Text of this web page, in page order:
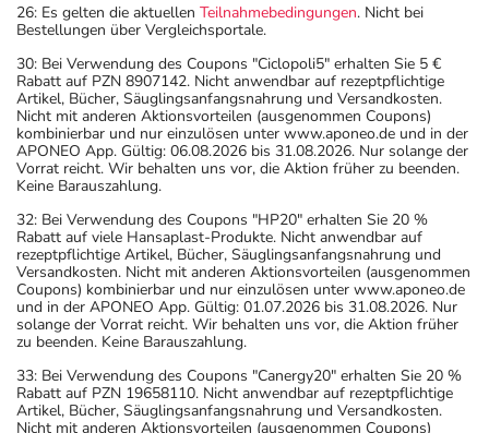
angegebenen Verfallsdatum. Das Verfallsdatum bezieht
sich auf den letzten Tag des angegebenen Monats.
26: Es gelten die aktuellen Teilnahmebedingungen. Nicht bei
Bestellungen über Vergleichsportale.
30: Bei Verwendung des Coupons "Ciclopoli5" erhalten Sie 5 €
Rabatt auf PZN 8907142. Nicht anwendbar auf rezeptpflichtige
Artikel, Bücher, Säuglingsanfangsnahrung und Versandkosten.
Nicht mit anderen Aktionsvorteilen (ausgenommen Coupons)
kombinierbar und nur einzulösen unter www.aponeo.de und in der
APONEO App. Gültig: 06.08.2026 bis 31.08.2026. Nur solange der
Vorrat reicht. Wir behalten uns vor, die Aktion früher zu beenden.
Keine Barauszahlung.
32: Bei Verwendung des Coupons "HP20" erhalten Sie 20 %
Rabatt auf viele Hansaplast-Produkte. Nicht anwendbar auf
rezeptpflichtige Artikel, Bücher, Säuglingsanfangsnahrung und
Versandkosten. Nicht mit anderen Aktionsvorteilen (ausgenommen
Coupons) kombinierbar und nur einzulösen unter www.aponeo.de
und in der APONEO App. Gültig: 01.07.2026 bis 31.08.2026. Nur
solange der Vorrat reicht. Wir behalten uns vor, die Aktion früher
zu beenden. Keine Barauszahlung.
33: Bei Verwendung des Coupons "Canergy20" erhalten Sie 20 %
Rabatt auf PZN 19658110. Nicht anwendbar auf rezeptpflichtige
Artikel, Bücher, Säuglingsanfangsnahrung und Versandkosten.
Nicht mit anderen Aktionsvorteilen (ausgenommen Coupons)